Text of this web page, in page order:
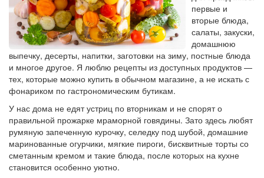
первые и
вторые блюда,
салаты, закуски,
домашнюю
выпечку, десерты, напитки, заготовки на зиму, постные блюда
и многое другое. Я люблю рецепты из доступных продуктов —
тех, которые можно купить в обычном магазине, а не искать с
фонариком по гастрономическим бутикам.
У нас дома не едят устриц по вторникам и не спорят о
правильной прожарке мраморной говядины. Зато здесь любят
румяную запеченную курочку, селедку под шубой, домашние
маринованные огурчики, мягкие пироги, бисквитные торты со
сметанным кремом и такие блюда, после которых на кухне
становится особенно уютно.